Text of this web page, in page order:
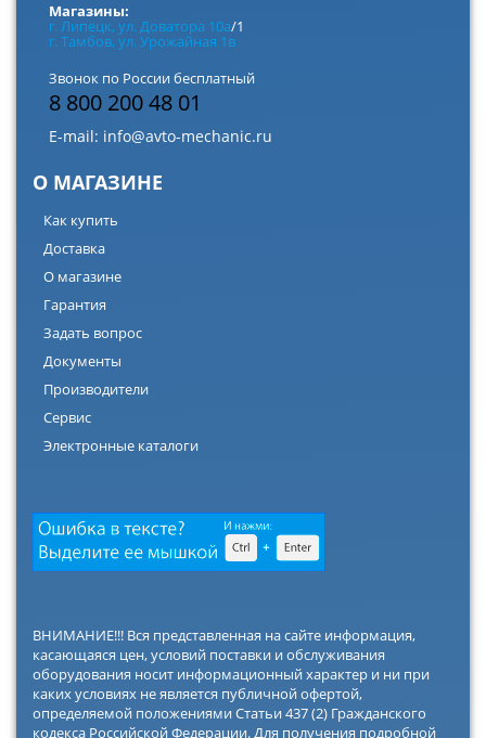
Магазины:
г. Липецк, ул. Доватора 10а/1
г. Тамбов, ул. Урожайная 1в
Звонок по России бесплатный
8 800 200 48 01
E-mail: info@avto-mechanic.ru
О МАГАЗИНЕ
Как купить
Доставка
О магазине
Гарантия
Задать вопрос
Документы
Производители
Сервис
Электронные каталоги
ВНИМАНИЕ!!! Вся представленная на сайте информация,
касающаяся цен, условий поставки и обслуживания
оборудования носит информационный характер и ни при
каких условиях не является публичной офертой,
определяемой положениями Статьи 437 (2) Гражданского
кодекса Российской Федерации. Для получения подробной